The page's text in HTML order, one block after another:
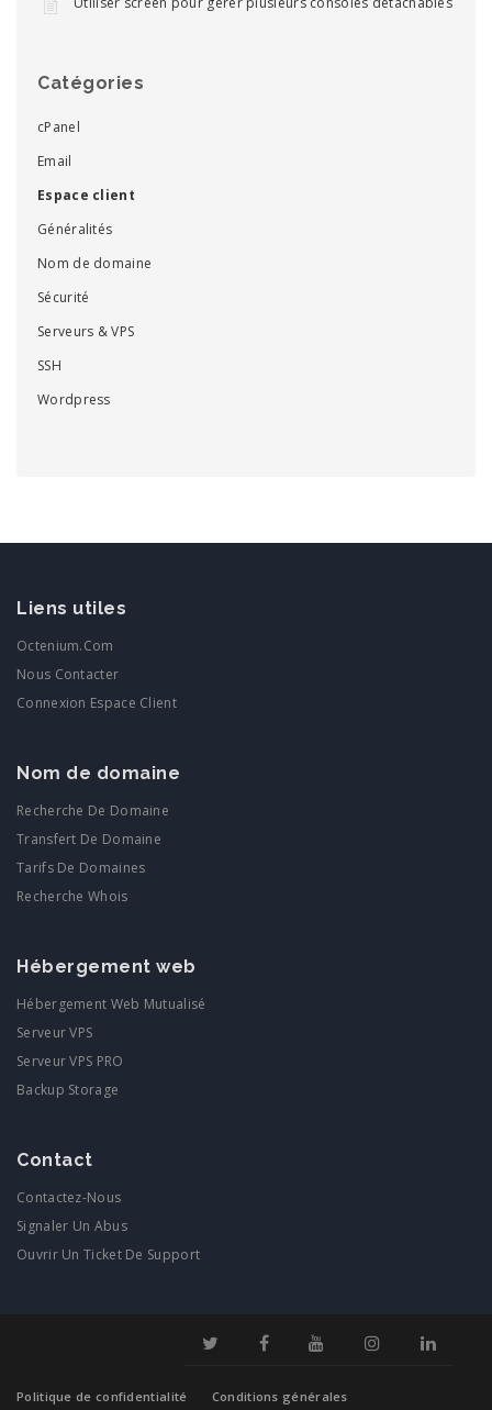
Catégories
cPanel
Email
Espace client
Généralités
Nom de domaine
Sécurité
Serveurs & VPS
SSH
Wordpress
Liens utiles
Octenium.com
Nous Contacter
Connexion Espace Client
Nom de domaine
Recherche De Domaine
Transfert De Domaine
Tarifs De Domaines
Recherche Whois
Hébergement web
Hébergement Web Mutualisé
Serveur VPS
Serveur VPS PRO
Backup Storage
Contact
Contactez-Nous
Signaler Un Abus
Ouvrir Un Ticket De Support
Politique de confidentialité Conditions générales